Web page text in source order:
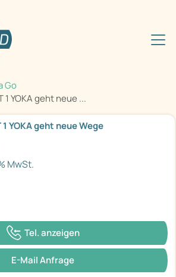
Go
1 YOKA geht neue ...
YOKA geht neue Wege
MwSt.
Tel. anzeigen
E-Mail Anfrage